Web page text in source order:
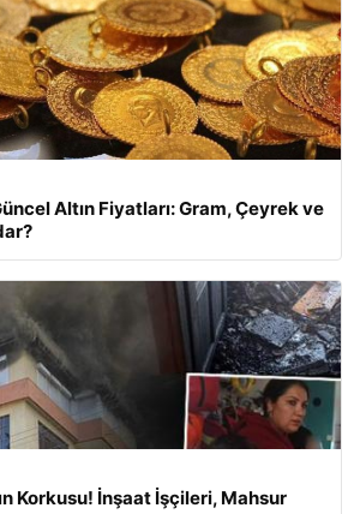
Altın Fiyatları: Gram, Çeyrek ve
Korkusu! İnşaat İşçileri, Mahsur